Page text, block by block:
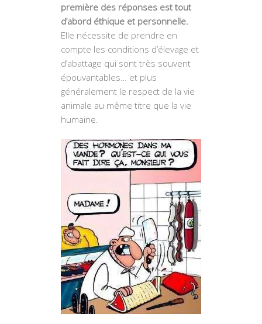
première des réponses est tout
d’abord éthique et personnelle.
Elle nécessite de prendre en
compte les conditions d’élevage et
d’abattage qui sont très souvent
épouvantables… et plus
généralement le respect de la vie
animale au même titre que la vie
humaine.